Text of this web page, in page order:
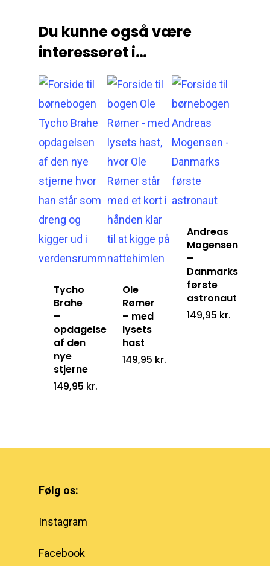
Du kunne også være
interesseret i…
Tycho
Brahe
–
opdagelsen
af den
nye
stjerne
149,95 kr.
Ole
Rømer
– med
lysets
hast
149,95 kr.
Andreas
Mogensen
–
Danmarks
første
astronaut
149,95 kr.
Følg os:
Instagram
Facebook